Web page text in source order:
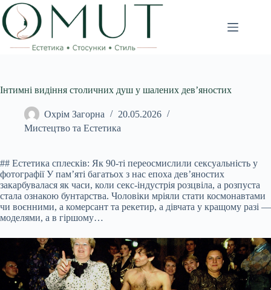
Перейти
до
вмісту
Інтимні видіння столичних душ у шалених дев’яностих
Охрім Загорна
20.05.2026
Мистецтво та Естетика
## Естетика сплесків: Як 90-ті переосмислили сексуальність у
фотографії У пам’яті багатьох з нас епоха дев’яностих
закарбувалася як часи, коли секс-індустрія розцвіла, а розпуста
стала ознакою бунтарства. Чоловіки мріяли стати космонавтами
чи воєнними, а комерсант та рекетир, а дівчата у кращому разі —
моделями, а в гіршому…